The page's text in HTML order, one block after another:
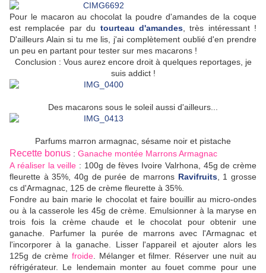
Pour le macaron au chocolat la poudre d'amandes de la coque
est remplacée par du tourteau d'amandes, très intéressant !
D'ailleurs Alain si tu me lis, j'ai complètement oublié d'en prendre
un peu en partant pour tester sur mes macarons !
Conclusion : Vous aurez encore droit à quelques reportages, je
suis addict !
Des macarons sous le soleil aussi d'ailleurs...
Parfums marron armagnac, sésame noir et pistache
Recette bonus : Ganache montée Marrons Armagnac
A réaliser la veille : 100g de fèves Ivoire Valrhona, 45g de crème
fleurette à 35%, 40g de purée de marrons Ravifruits, 1 grosse
cs d'Armagnac, 125 de crème fleurette à 35%.
Fondre au bain marie le chocolat et faire bouillir au micro-ondes
ou à la casserole les 45g de crème. Emulsionner à la maryse en
trois fois la crème chaude et le chocolat pour obtenir une
ganache. Parfumer la purée de marrons avec l'Armagnac et
l'incorporer à la ganache. Lisser l'appareil et ajouter alors les
125g de crème froide . Mélanger et filmer. Réserver une nuit au
réfrigérateur. Le lendemain monter au fouet comme pour une